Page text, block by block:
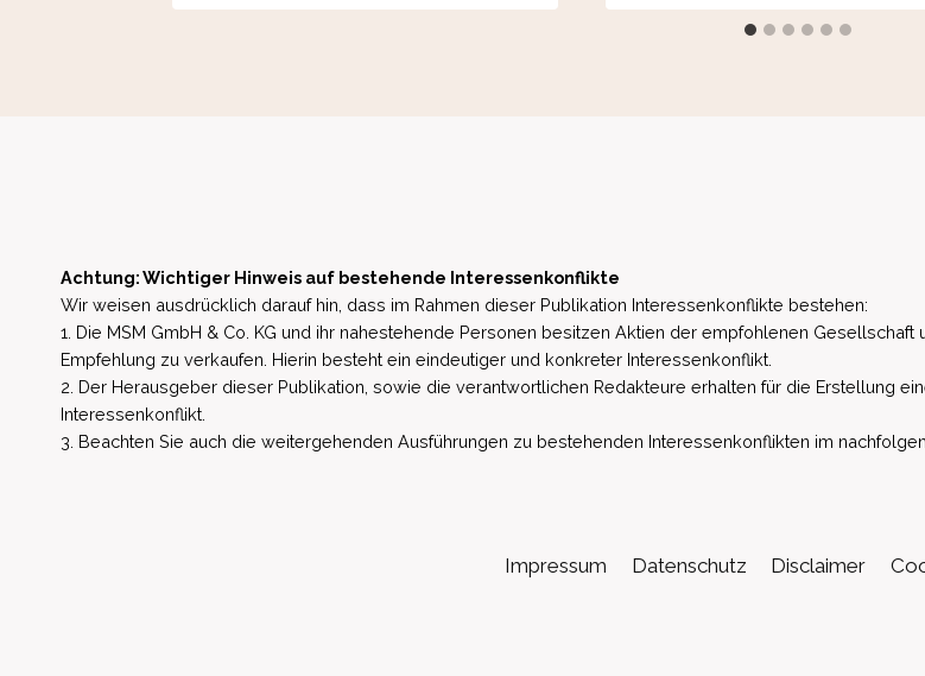
Achtung: Wichtiger Hinweis auf bestehende Interessenkonflikte
Wir weisen ausdrücklich darauf hin, dass im Rahmen dieser Publikation Interessenkonflikte bestehen:
1. Die MSM GmbH & Co. KG und ihr nahestehende Personen besitzen Aktien der empfohlenen
Empfehlung zu verkaufen. Hierin besteht ein eindeutiger und konkreter Interessenkonflikt.
2. Der Herausgeber dieser Publikation, sowie die verantwortlichen Redakteure erhalten für die Erstellung
Interessenkonflikt.
3. Beachten Sie auch die weitergehenden Ausführungen zu bestehenden Interessenkonflikten im
Impressum Datenschutz Disclaimer